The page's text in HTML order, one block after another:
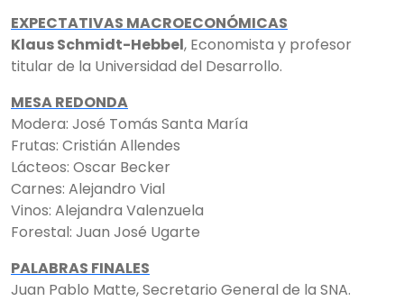
EXPECTATIVAS MACROECONÓMICAS
Klaus Schmidt-Hebbel, Economista y profesor
titular de la Universidad del Desarrollo.
MESA REDONDA
Modera: José Tomás Santa María
Frutas: Cristián Allendes
Lácteos: Oscar Becker
Carnes: Alejandro Vial
Vinos: Alejandra Valenzuela
Forestal: Juan José Ugarte
PALABRAS FINALES
Juan Pablo Matte, Secretario General de la SNA.